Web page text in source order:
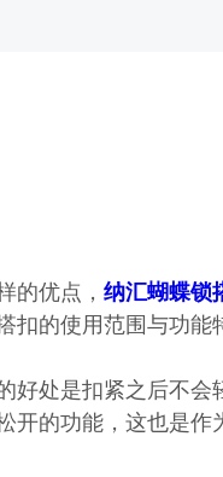
的优点， 纳汇蝴蝶锁
的使用范围与功能
好处是扣紧之后不会
的功能，这也是作